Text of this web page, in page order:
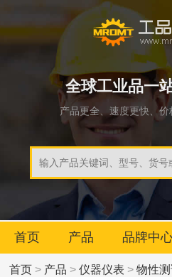
全球工业品一
产品更全、速度更快、
首页 产品 品牌中
首页 > 产品 >仪器仪表 >物性